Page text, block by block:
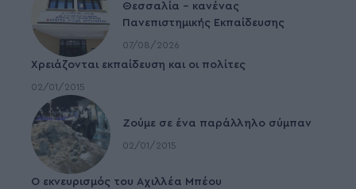
Θεσσαλία – κανένας
Πανεπιστημικής Εκπαίδευσης
07/08/2026
Χρειάζονται εκπαίδευση και οι πολίτες
02/01/2015
Ζούμε σε ένα παράλληλο σύμπαν
02/01/2015
Ο εκνευρισμός του Αχιλλέα Μπέου